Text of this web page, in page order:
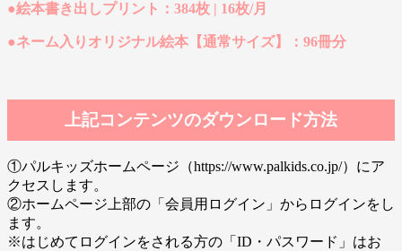
●絵本書き出しプリント：384枚 | 16枚/月
●ネーム入りオリジナル絵本【通常サイズ】：96冊分
上記コンテンツのダウンロード方法
①パルキッズホームページ（https://www.palkids.co.jp/）にア
クセスします。
②ホームページ上部の「会員用ログイン」からログインをし
ます。
※はじめてログインをされる方の「ID・パスワード」はお